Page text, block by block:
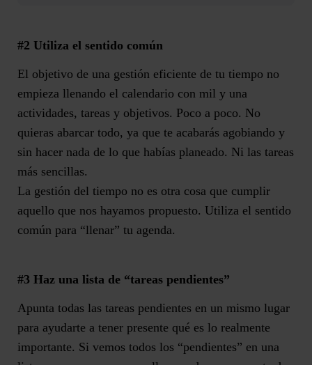
#2 Utiliza el sentido común
El objetivo de una gestión eficiente de tu tiempo no
empieza llenando el calendario con mil y una
actividades, tareas y objetivos. Poco a poco. No
quieras abarcar todo, ya que te acabarás agobiando y
sin hacer nada de lo que habías planeado. Ni las tareas
más sencillas.
La gestión del tiempo no es otra cosa que cumplir
aquello que nos hayamos propuesto. Utiliza el sentido
común para “llenar” tu agenda.
#3 Haz una lista de “tareas pendientes”
Apunta todas las tareas pendientes en un mismo lugar
para ayudarte a tener presente qué es lo realmente
importante. Si vemos todos los “pendientes” en una